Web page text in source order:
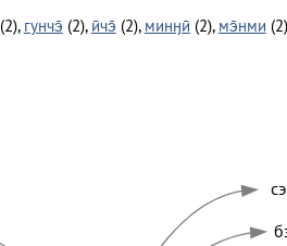
(2), гунчэ̄ (2), ӣчэ̄ (2), минӈӣ (2), мэ̄нми